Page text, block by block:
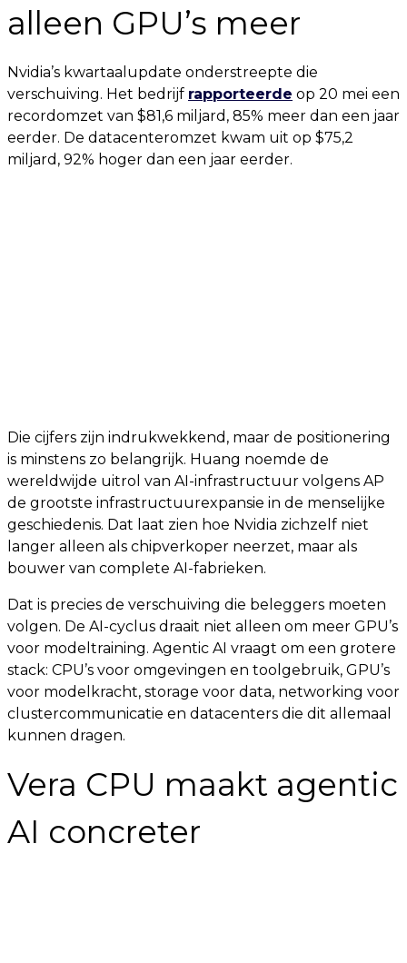
alleen GPU’s meer
Nvidia’s kwartaalupdate onderstreepte die
verschuiving. Het bedrijf rapporteerde op 20 mei een
recordomzet van $81,6 miljard, 85% meer dan een jaar
eerder. De datacenteromzet kwam uit op $75,2
miljard, 92% hoger dan een jaar eerder.
Die cijfers zijn indrukwekkend, maar de positionering
is minstens zo belangrijk. Huang noemde de
wereldwijde uitrol van AI-infrastructuur volgens AP
de grootste infrastructuurexpansie in de menselijke
geschiedenis. Dat laat zien hoe Nvidia zichzelf niet
langer alleen als chipverkoper neerzet, maar als
bouwer van complete AI-fabrieken.
Dat is precies de verschuiving die beleggers moeten
volgen. De AI-cyclus draait niet alleen om meer GPU’s
voor modeltraining. Agentic AI vraagt om een grotere
stack: CPU’s voor omgevingen en toolgebruik, GPU’s
voor modelkracht, storage voor data, networking voor
clustercommunicatie en datacenters die dit allemaal
kunnen dragen.
Vera CPU maakt agentic
AI concreter